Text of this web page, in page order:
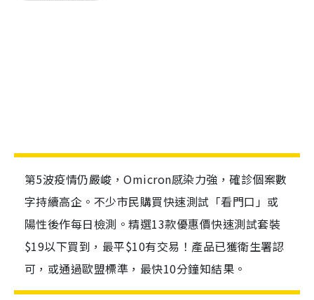
第5波疫情仍嚴峻，Omicron感染力強，確診個案數
字持續高企。不少市民購買快速測試「看門口」或
陽性後作每日檢測。精選13款優惠價快速測試套裝
$19以下買到，最平$10有交易！產品已獲衛生署認
可，或通過歐盟標準，最快10分鐘知結果。